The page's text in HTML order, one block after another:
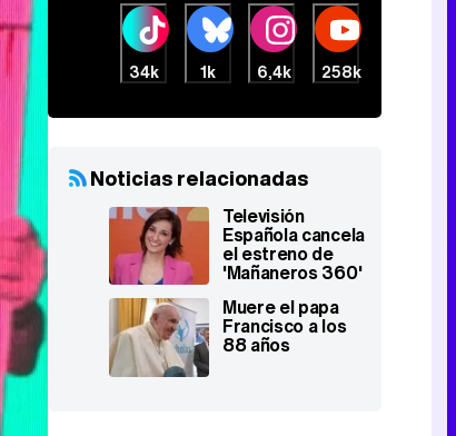
34k 1k 6,4k 258k
Noticias relacionadas
Televisión
Española cancela
el estreno de
'Mañaneros 360'
papa Francisco
Muere el papa
Francisco a los
88 años